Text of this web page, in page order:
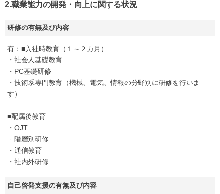
2.職業能力の開発・向上に関する状況
研修の有無及び内容
有：■入社時教育（１～２カ月）
・社会人基礎教育
・PC基礎研修
・技術系専門教育（機械、電気、情報の分野別に研修を行いま
す）
■配属後教育
・OJT
・階層別研修
・通信教育
・社内外研修
自己啓発支援の有無及び内容